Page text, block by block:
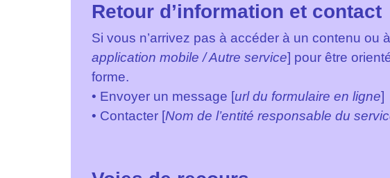
Retour d’information et contact
Si vous n’arrivez pas à accéder à un contenu
application mobile / Autre service] pour être
forme.
• Envoyer un message [url du formulaire en ligne]
• Contacter [Nom de l’entité responsable du